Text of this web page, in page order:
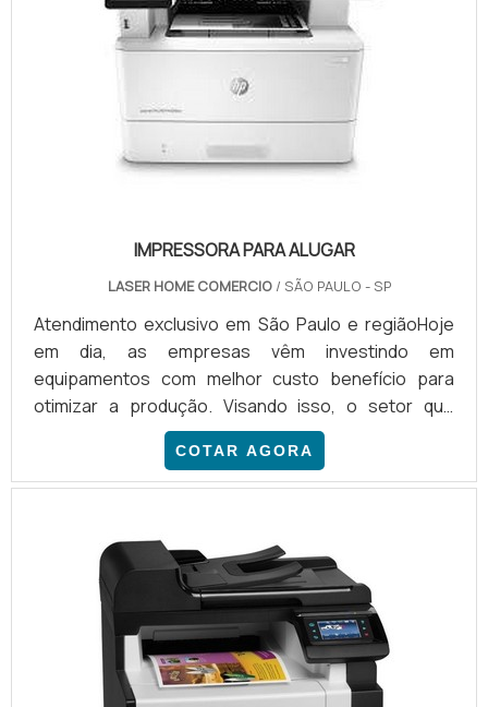
IMPRESSORA PARA ALUGAR
LASER HOME COMERCIO / SÃO PAULO - SP
Atendimento exclusivo em São Paulo e regiãoHoje
em dia, as empresas vêm investindo em
equipamentos com melhor custo benefício para
otimizar a produção. Visando isso, o setor que
fornece impressora para alugar está crescendo
gradativamente no Brasil. O serviço de se sobressai
por garantir ao contratante reposição rápida de
troca de máquinas em casos de necessidade.
PRINCIPAIS VANTAGENS DA CO...
COTAR AGORA